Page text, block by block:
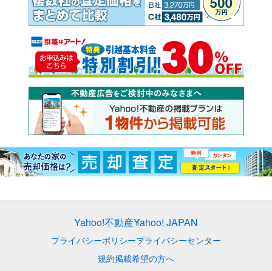
Yahoo!不動産Yahoo! JAPAN
プライバシーポリシープライバシーセンター
規約掲載希望の方へ